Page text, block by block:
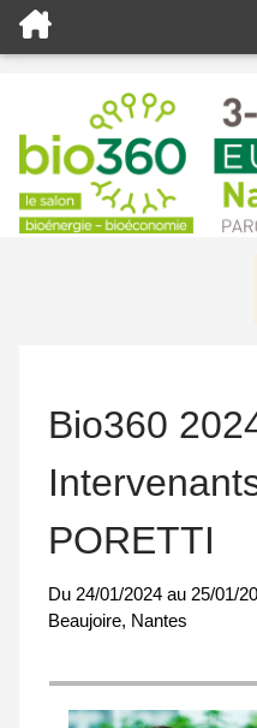
Bio360
PORETTI
Du 24/01/2024 au 25/01/
Beaujoire, Nantes